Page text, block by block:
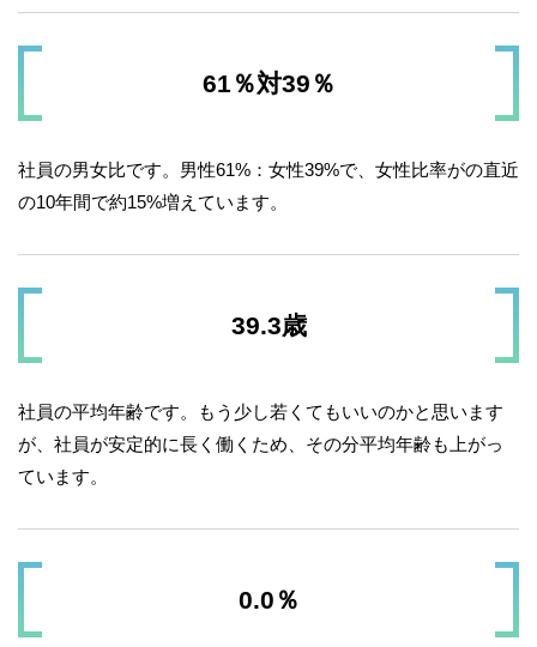
61％対39％
社員の男女比です。男性61%：女性39%で、女性比率がの直近
の10年間で約15%増えています。
39.3歳
社員の平均年齢です。もう少し若くてもいいのかと思います
が、社員が安定的に長く働くため、その分平均年齢も上がっ
ています。
0.0％